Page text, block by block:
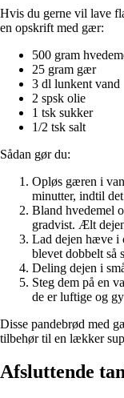
Hvis du gerne vil lave
en opskrift med gær:
500 gram
25 gram gær
3 dl lunkent vand
2 spsk olie
1 tsk sukker
1/2 tsk salt
Sådan gør du:
Opløs gæren i
minutter, indtil
Bland hvedemel
gradvist. Ælt
Lad dejen hæve i
blevet dobbelt så
Deling dejen i
Steg dem på en
de er luftige og
Disse pandebrød med
tilbehør til en lækker
Afsluttende